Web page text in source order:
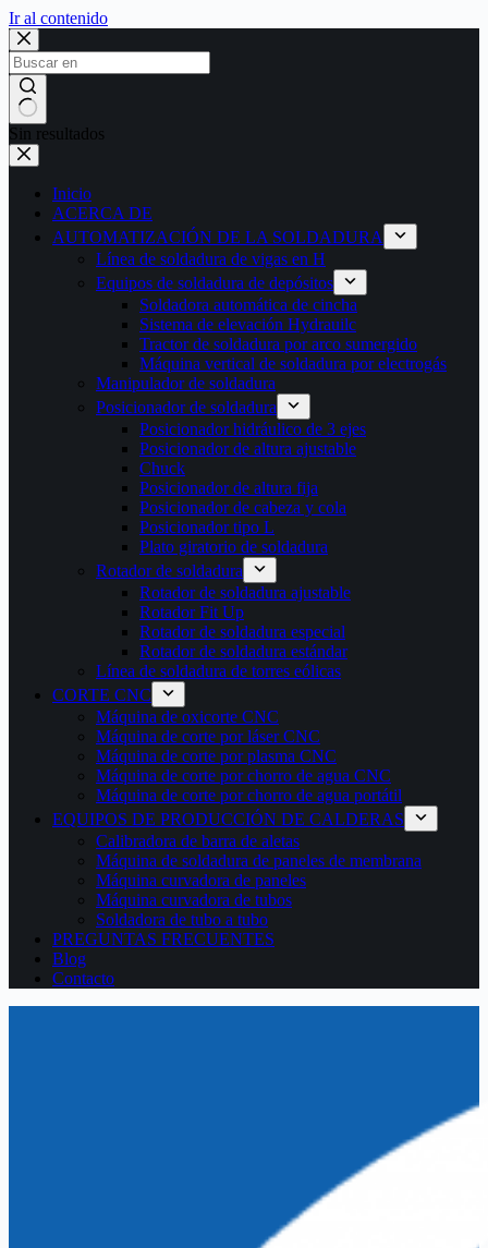
Ir al contenido
Sin resultados
Inicio
ACERCA DE
AUTOMATIZACIÓN DE LA SOLDADURA
Línea de soldadura de vigas en H
Equipos de soldadura de depósitos
Soldadora automática de cincha
Sistema de elevación Hydrauilc
Tractor de soldadura por arco sumergido
Máquina vertical de soldadura por electrogás
Manipulador de soldadura
Posicionador de soldadura
Posicionador hidráulico de 3 ejes
Posicionador de altura ajustable
Chuck
Posicionador de altura fija
Posicionador de cabeza y cola
Posicionador tipo L
Plato giratorio de soldadura
Rotador de soldadura
Rotador de soldadura ajustable
Rotador Fit Up
Rotador de soldadura especial
Rotador de soldadura estándar
Línea de soldadura de torres eólicas
CORTE CNC
Máquina de oxicorte CNC
Máquina de corte por láser CNC
Máquina de corte por plasma CNC
Máquina de corte por chorro de agua CNC
Máquina de corte por chorro de agua portátil
EQUIPOS DE PRODUCCIÓN DE CALDERAS
Calibradora de barra de aletas
Máquina de soldadura de paneles de membrana
Máquina curvadora de paneles
Máquina curvadora de tubos
Soldadora de tubo a tubo
PREGUNTAS FRECUENTES
Blog
Contacto